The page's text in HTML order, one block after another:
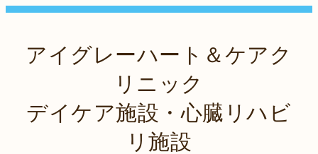
アイグレーハート＆ケアク
リニック
デイケア施設・心臓リハビ
リ施設